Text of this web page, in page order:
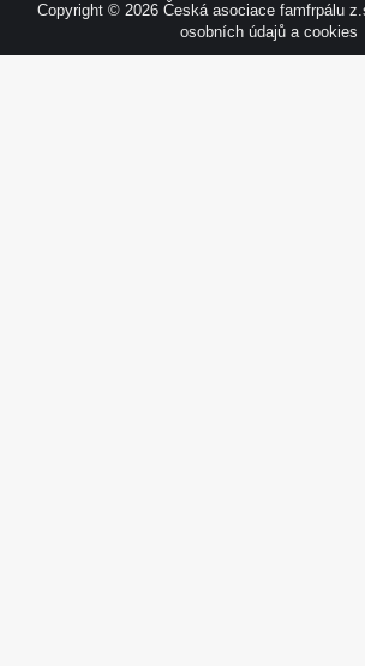
Copyright © 2026 Česká asociace famfrpálu
osobních údajů a cookies